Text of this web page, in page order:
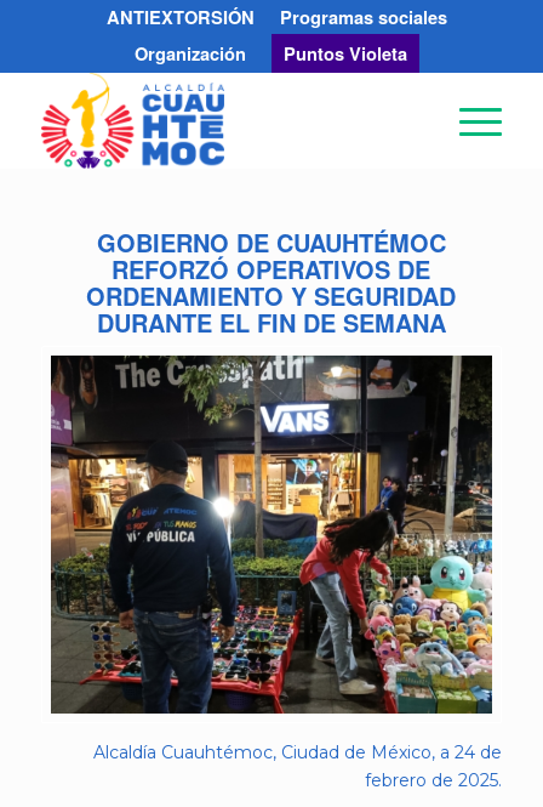
ANTIEXTORSIÓN
Programas sociales
Organización
Puntos Violeta
GOBIERNO DE CUAUHTÉMOC
REFORZÓ OPERATIVOS DE
ORDENAMIENTO Y SEGURIDAD
DURANTE EL FIN DE SEMANA
Alcaldía Cuauhtémoc, Ciudad de México, a 24 de
febrero de 2025.